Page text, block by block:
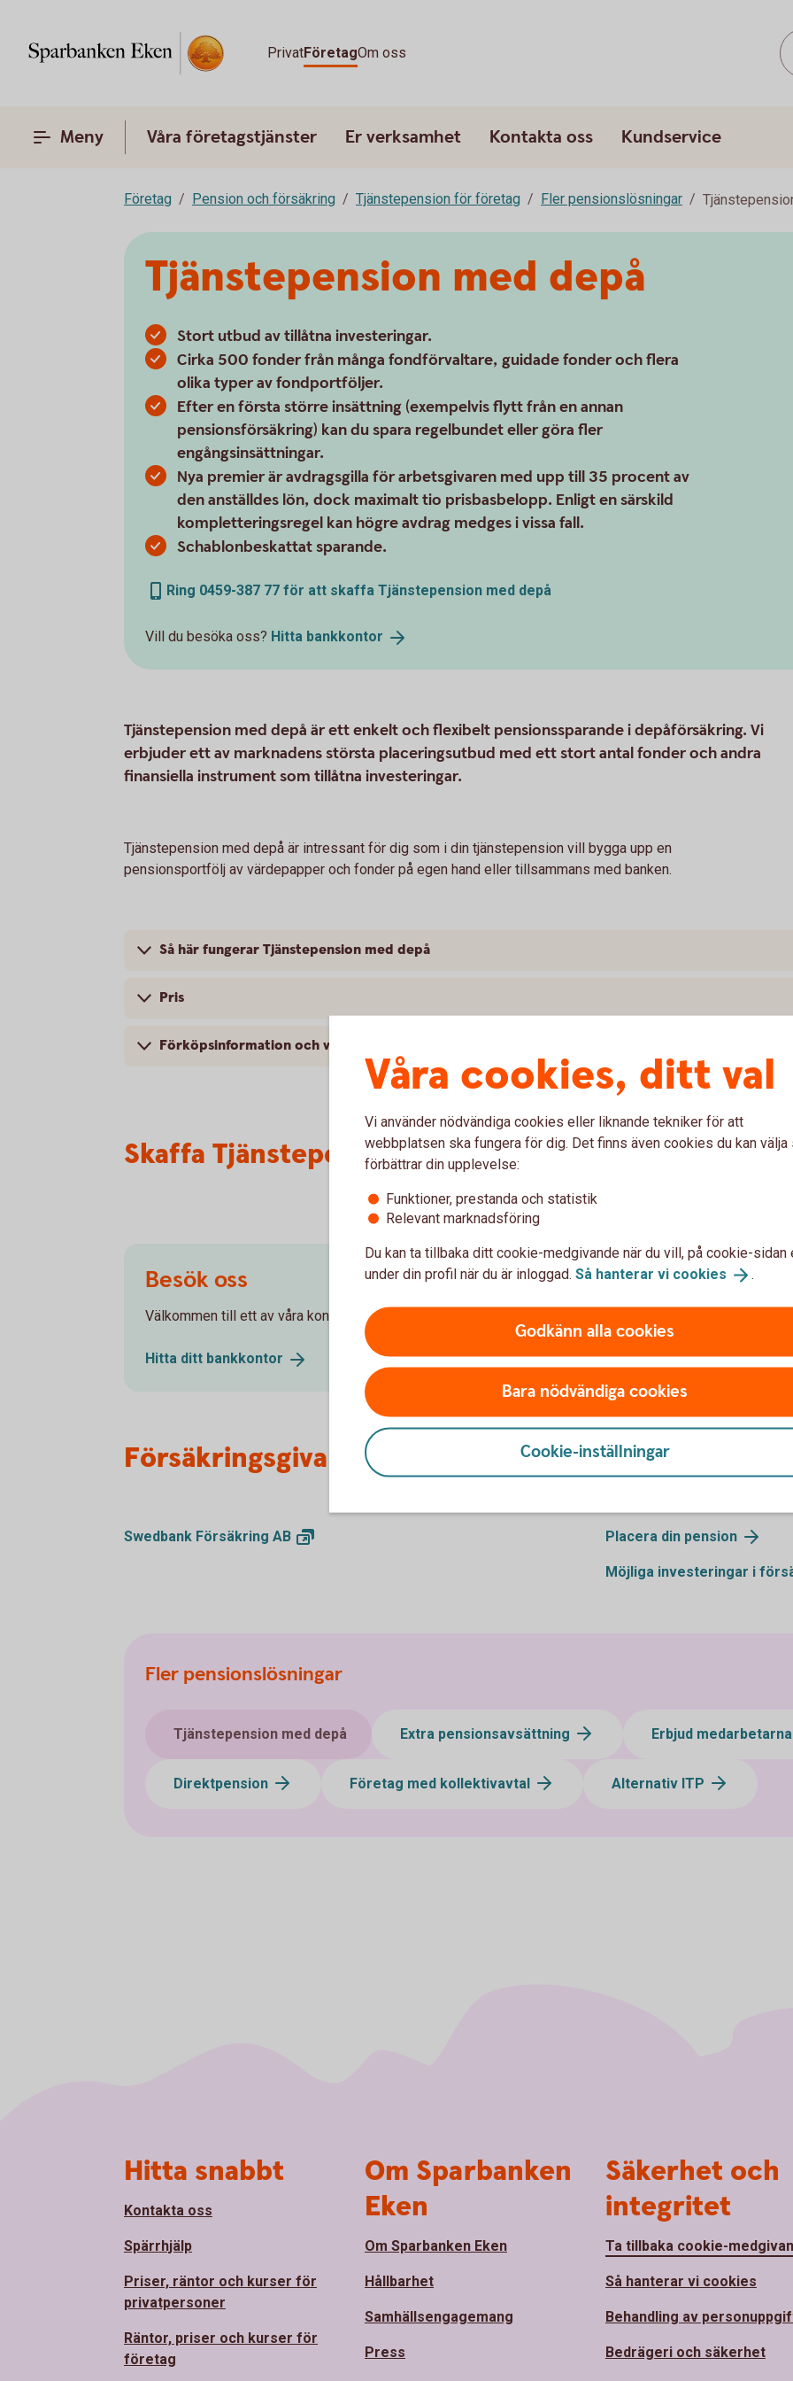
PrivatFöretagOm oss
Meny Våra företagstjänster Er verksamhet Kontakta oss Kundservice
Företag Pension och försäkring Tjänstepension för företag Fler pensionslösningar
Tjänstepension med depå
Stort utbud av tillåtna investeringar.
Cirka 500 fonder från många fondförvaltare, guidade fonder och flera
olika typer av fondportföljer.
Efter en första större insättning (exempelvis flytt från en annan
pensionsförsäkring) kan du spara regelbundet eller göra fler
engångsinsättningar.
Nya premier är avdragsgilla för arbetsgivaren med upp till 35 procent av
den anställdes lön, dock maximalt tio prisbasbelopp. Enligt en särskild
kompletteringsregel kan högre avdrag medges i vissa fall.
Schablonbeskattat sparande.
Ring 0459-387 77 för att skaffa Tjänstepension med depå
Vill du besöka oss? Hitta bankkontor
Tjänstepension med depå är ett enkelt och flexibelt pensionssparande i depåförsäkring. Vi
erbjuder ett av marknadens största placeringsutbud med ett stort antal fonder och andra
finansiella instrument som tillåtna investeringar.
Tjänstepension med depå är intressant för dig som i din tjänstepension vill bygga upp en
pensionsportfölj av värdepapper och fonder på egen hand eller tillsammans med banken.
Så här fungerar Tjänstepension med depå
Pris
Förköpsinformation och villkor
Skaffa Tjänstepension med depå
Besök oss
Välkommen till ett av våra kontor så hjälper vi dig.
Hitta ditt bankkontor
Ring oss
Ring oss för att få hjälp
Ring 0459-387 77
Försäkringsgivare
Swedbank Försäkring AB
Hjälp med
Placera din pension
Möjliga investeringar i
Fler pensionslösningar
Tjänstepension med depå Extra pensionsavsättning Erbjud
Direktpension Företag med kollektivavtal Alternativ ITP
Våra cookies, ditt val
Vi använder nödvändiga cookies eller liknande tekniker för att
webbplatsen ska fungera för dig. Det finns även cookies du kan välja
förbättrar din upplevelse:
Funktioner, prestanda och statistik
Relevant marknadsföring
Du kan ta tillbaka ditt cookie-medgivande när du vill, på cookie-sidan
under din profil när du är inloggad. Så hanterar vi cookies .
Godkänn alla cookies
Bara nödvändiga cookies
Cookie-inställningar
Hitta snabbt
Kontakta oss
Spärrhjälp
Priser, räntor och kurser för
privatpersoner
Räntor, priser och kurser för
företag
Om Sparbanken
Eken
Om Sparbanken Eken
Hållbarhet
Samhällsengagemang
Press
Säkerhet och
integritet
Ta tillbaka cookie-
Så hanterar vi cookies
Behandling av
Bedrägeri och säkerhet